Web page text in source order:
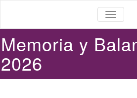
LA
Memoria y
2026